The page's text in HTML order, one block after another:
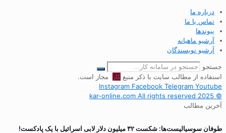
درباره ما
تماس با ما
پیوندها
آرشیو ماهیانه
آرشیو نویسندگان
جستجو
استفاده از مطالب سایت با ذکر منبع کار
مجاز است.
Instagram Facebook Telegram Youtube
© 2025 kar-online.com All rights reserved
آخرین مطالب
طوفان سوسیالیست‌ها: شکست ۳۲ میلیون دلار لابی اسرائیل با یک پادکست!